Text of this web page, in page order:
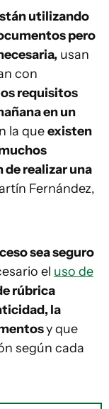
utilizando
pero
usan
con
requisitos
en un
la queexisten
realizar una
Fernández,
sea seguro
el uso de
rúbrica
la
y que
según cada